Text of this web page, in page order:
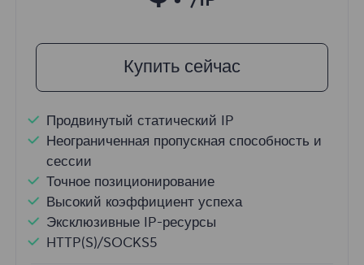
Купить сейчас
Продвинутый статический IP
Неограниченная пропускная способность и
сессии
Точное позиционирование
Высокий коэффициент успеха
Эксклюзивные IP-ресурсы
HTTP(S)/SOCKS5